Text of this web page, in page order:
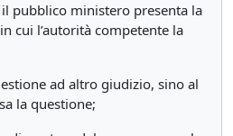
pubblico ministero presenta la
cui l’autorità competente la
ad altro giudizio, sino al
la questione;